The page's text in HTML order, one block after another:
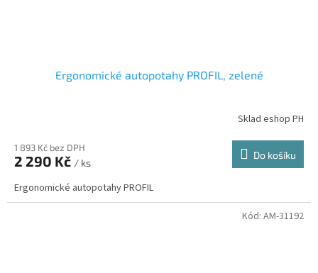
Ergonomické autopotahy PROFIL, zelené
Sklad eshop PH
1 893 Kč bez DPH
2 290 Kč / ks
Do košíku
Ergonomické autopotahy PROFIL
Kód: AM-31192